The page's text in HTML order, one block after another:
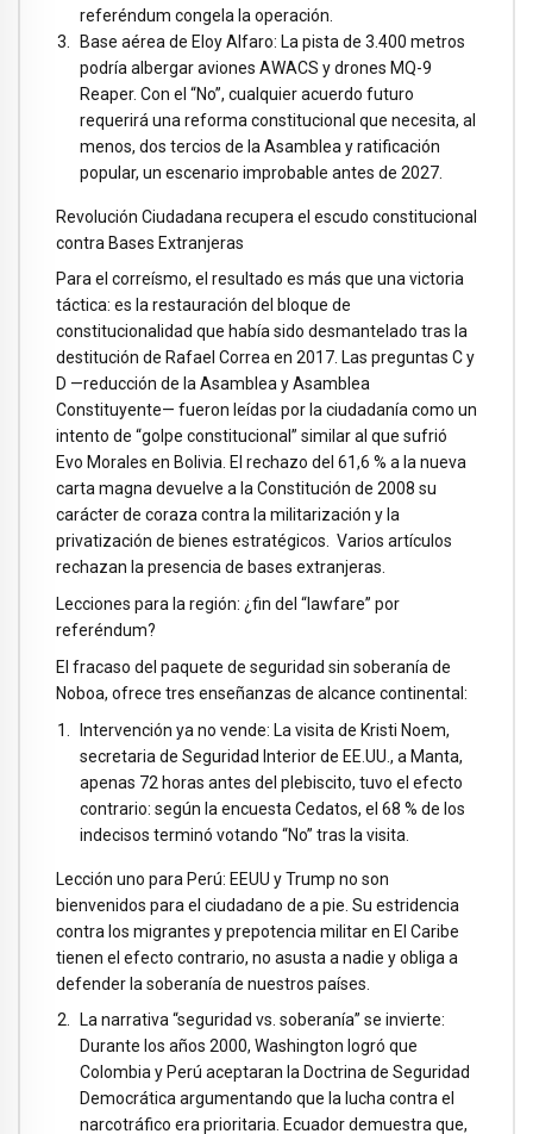
referéndum congela la operación.
Base aérea de Eloy Alfaro: La pista de 3.400 metros
podría albergar aviones AWACS y drones MQ-9
Reaper. Con el “No”, cualquier acuerdo futuro
requerirá una reforma constitucional que necesita, al
menos, dos tercios de la Asamblea y ratificación
popular, un escenario improbable antes de 2027.
Revolución Ciudadana recupera el escudo constitucional
contra Bases Extranjeras
Para el correísmo, el resultado es más que una victoria
táctica: es la restauración del bloque de
constitucionalidad que había sido desmantelado tras la
destitución de Rafael Correa en 2017. Las preguntas C y
D —reducción de la Asamblea y Asamblea
Constituyente— fueron leídas por la ciudadanía como un
intento de “golpe constitucional” similar al que sufrió
Evo Morales en Bolivia. El rechazo del 61,6 % a la nueva
carta magna devuelve a la Constitución de 2008 su
carácter de coraza contra la militarización y la
privatización de bienes estratégicos. Varios artículos
rechazan la presencia de bases extranjeras.
Lecciones para la región: ¿fin del “lawfare” por
referéndum?
El fracaso del paquete de seguridad sin soberanía de
Noboa, ofrece tres enseñanzas de alcance continental:
Intervención ya no vende: La visita de Kristi Noem,
secretaria de Seguridad Interior de EE.UU., a Manta,
apenas 72 horas antes del plebiscito, tuvo el efecto
contrario: según la encuesta Cedatos, el 68 % de los
indecisos terminó votando “No” tras la visita.
Lección uno para Perú: EEUU y Trump no son
bienvenidos para el ciudadano de a pie. Su estridencia
contra los migrantes y prepotencia militar en El Caribe
tienen el efecto contrario, no asusta a nadie y obliga a
defender la soberanía de nuestros países.
La narrativa “seguridad vs. soberanía” se invierte:
Durante los años 2000, Washington logró que
Colombia y Perú aceptaran la Doctrina de Seguridad
Democrática argumentando que la lucha contra el
narcotráfico era prioritaria. Ecuador demuestra que,